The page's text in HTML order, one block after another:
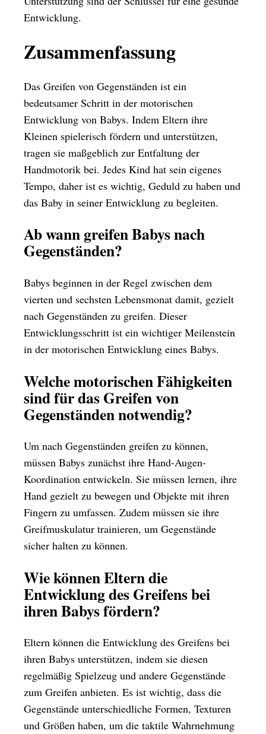
Entwicklung.
Zusammenfassung
Das Greifen von Gegenständen ist ein
bedeutsamer Schritt in der motorischen
Entwicklung von Babys. Indem Eltern ihre
Kleinen spielerisch fördern und unterstützen,
tragen sie maßgeblich zur Entfaltung der
Handmotorik bei. Jedes Kind hat sein eigenes
Tempo, daher ist es wichtig, Geduld zu haben und
das Baby in seiner Entwicklung zu begleiten.
Ab wann greifen Babys nach
Gegenständen?
Babys beginnen in der Regel zwischen dem
vierten und sechsten Lebensmonat damit, gezielt
nach Gegenständen zu greifen. Dieser
Entwicklungsschritt ist ein wichtiger Meilenstein
in der motorischen Entwicklung eines Babys.
Welche motorischen Fähigkeiten
sind für das Greifen von
Gegenständen notwendig?
Um nach Gegenständen greifen zu können,
müssen Babys zunächst ihre Hand-Augen-
Koordination entwickeln. Sie müssen lernen, ihre
Hand gezielt zu bewegen und Objekte mit ihren
Fingern zu umfassen. Zudem müssen sie ihre
Greifmuskulatur trainieren, um Gegenstände
sicher halten zu können.
Wie können Eltern die
Entwicklung des Greifens bei
ihren Babys fördern?
Eltern können die Entwicklung des Greifens bei
ihren Babys unterstützen, indem sie diesen
regelmäßig Spielzeug und andere Gegenstände
zum Greifen anbieten. Es ist wichtig, dass die
Gegenstände unterschiedliche Formen, Texturen
und Größen haben, um die taktile Wahrnehmung